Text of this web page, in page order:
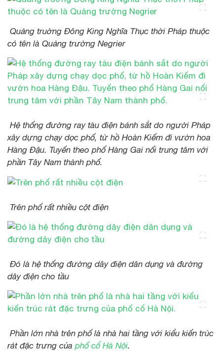
Quảng truờng Đông King Nghĩa Thục thời Pháp thuộc
có tên là Quảng trường Negrier
Hệ thống đường ray tàu điện bánh sắt do người Pháp
xây dựng chạy dọc phố, từ hồ Hoàn Kiếm đi vườn hoa
Hàng Đậu. Tuyến theo phố Hàng Gai nối trung tâm với
phần Tây Nam thành phố.
Trên phố rất nhiều cột điện
Đó là hệ thống đường dây điện dân dụng và đường
dây điện cho tầu
Phần lớn nhà trên phố là nhà hai tầng với kiểu kiến trúc
rát đặc trưng của phố cổ Hà Nội.